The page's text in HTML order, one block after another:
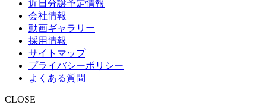
近日分譲予定情報
会社情報
動画ギャラリー
採用情報
サイトマップ
プライバシーポリシー
よくある質問
CLOSE